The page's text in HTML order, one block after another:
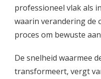
professioneel vlak als
waarin verandering de
proces om bewuste
De snelheid waarmee
transformeert, vergt